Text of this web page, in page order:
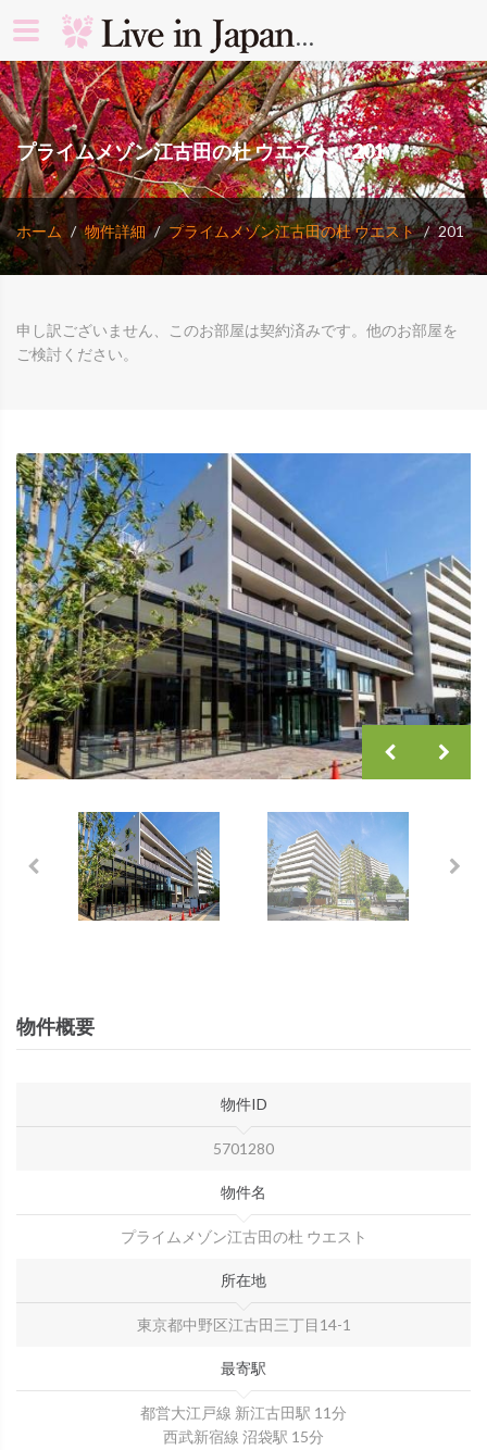
プライムメゾン江古田の杜 ウエスト 201
ホーム 物件詳細 プライムメゾン江古田の杜 ウエスト 201
申し訳ございません、このお部屋は契約済みです。他のお部屋を
ご検討ください。
物件概要
物件ID
5701280
物件名
プライムメゾン江古田の杜 ウエスト
所在地
東京都中野区江古田三丁目14-1
最寄駅
都営大江戸線 新江古田駅 11分
西武新宿線 沼袋駅 15分